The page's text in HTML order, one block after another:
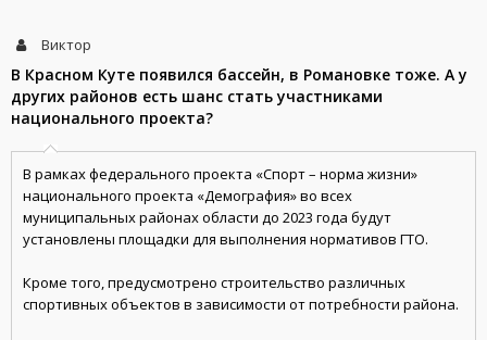
Виктор
В Красном Куте появился бассейн, в Романовке тоже. А у
других районов есть шанс стать участниками
национального проекта?
В рамках федерального проекта «Спорт – норма жизни»
национального проекта «Демография» во всех
муниципальных районах области до 2023 года будут
установлены площадки для выполнения нормативов ГТО.
Кроме того, предусмотрено строительство различных
спортивных объектов в зависимости от потребности района.